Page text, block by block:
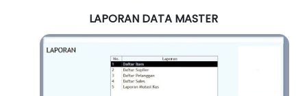
LAPORAN DATA MASTER